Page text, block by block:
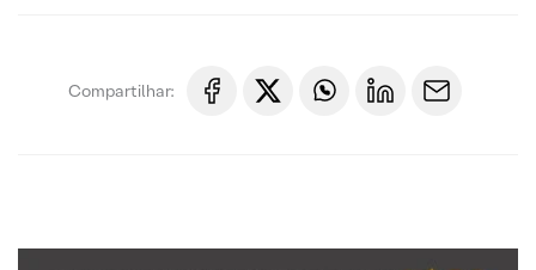
Compartilhar: